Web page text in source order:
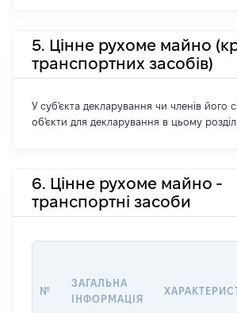
5. Цінне рухоме майно
транспортних засобів)
У суб'єкта декларування чи членів його
об'єкти для декларування в цьому
6. Цінне рухоме майно -
транспортні засоби
№
ЗАГАЛЬНА
ІНФОРМАЦІЯ